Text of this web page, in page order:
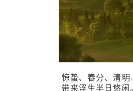
惊蛰、春分、清
带来浮生半日悠闲